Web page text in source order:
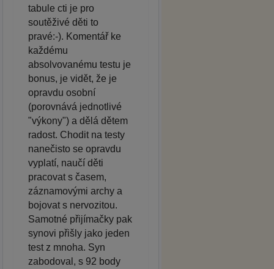
tabule cti je pro
soutěživé děti to
pravé:-). Komentář ke
každému
absolvovanému testu je
bonus, je vidět, že je
opravdu osobní
(porovnává jednotlivé
"výkony") a dělá dětem
radost. Chodit na testy
nanečisto se opravdu
vyplatí, naučí děti
pracovat s časem,
záznamovými archy a
bojovat s nervozitou.
Samotné přijímačky pak
synovi přišly jako jeden
test z mnoha. Syn
zabodoval, s 92 body